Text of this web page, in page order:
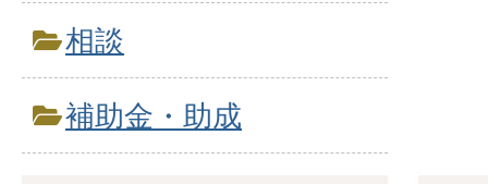
相談
補助金・助成